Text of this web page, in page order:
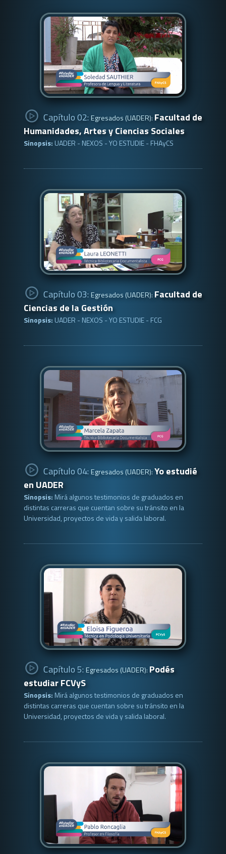
Capítulo 02: Egresados (UADER): Facultad de
Humanidades, Artes y Ciencias Sociales
Sinopsis: UADER - NEXOS - YO ESTUDIE - FHAyCS
Capítulo 03: Egresados (UADER): Facultad de
Ciencias de la Gestión
Sinopsis: UADER - NEXOS - YO ESTUDIE - FCG
Capítulo 04: Egresados (UADER):Yo estudié
en UADER
Sinopsis: Mirá algunos testimonios de graduados en
distintas carreras que cuentan sobre su tránsito en la
Universidad, proyectos de vida y salida laboral.
Capítulo 5: Egresados (UADER): Podés
estudiar FCVyS
Sinopsis: Mirá algunos testimonios de graduados en
distintas carreras que cuentan sobre su tránsito en la
Universidad, proyectos de vida y salida laboral.